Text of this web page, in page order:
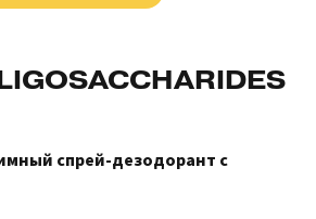
спрей-дезодорант с